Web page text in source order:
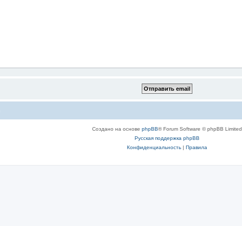
Создано на основе phpBB® Forum Software © phpBB Limited
Русская поддержка phpBB
Конфиденциальность| Правила